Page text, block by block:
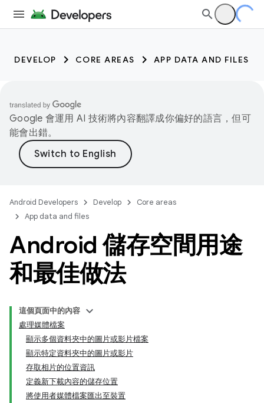
DEVELOP CORE AREAS APP DATA AND FILES
Google 會運用 AI 技術將內容翻譯成你偏好的語言，但可
能會出錯。
Android Developers Develop
Core areas
App data and files
Android 儲存空間用途
和最佳做法
這個頁面中的內容
處理媒體檔案
顯示多個資料夾中的圖片或影片檔案
顯示特定資料夾中的圖片或影片
存取相片的位置資訊
定義新下載內容的儲存位置
將使用者媒體檔案匯出至裝置